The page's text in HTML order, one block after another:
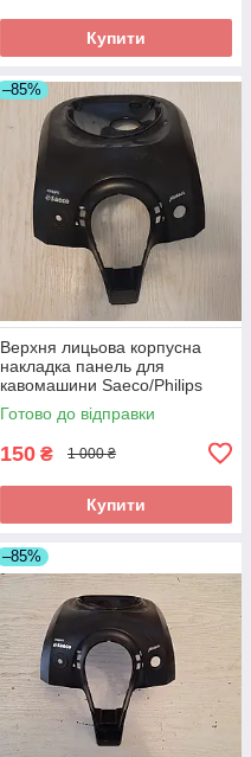
Купити
–85%
Верхня лицьова корпусна
накладка панель для
кавомашини Saeco/Philips
Xsmall Type HD8743
Готово до відправки
150 ₴ 1 000 ₴
Купити
–85%